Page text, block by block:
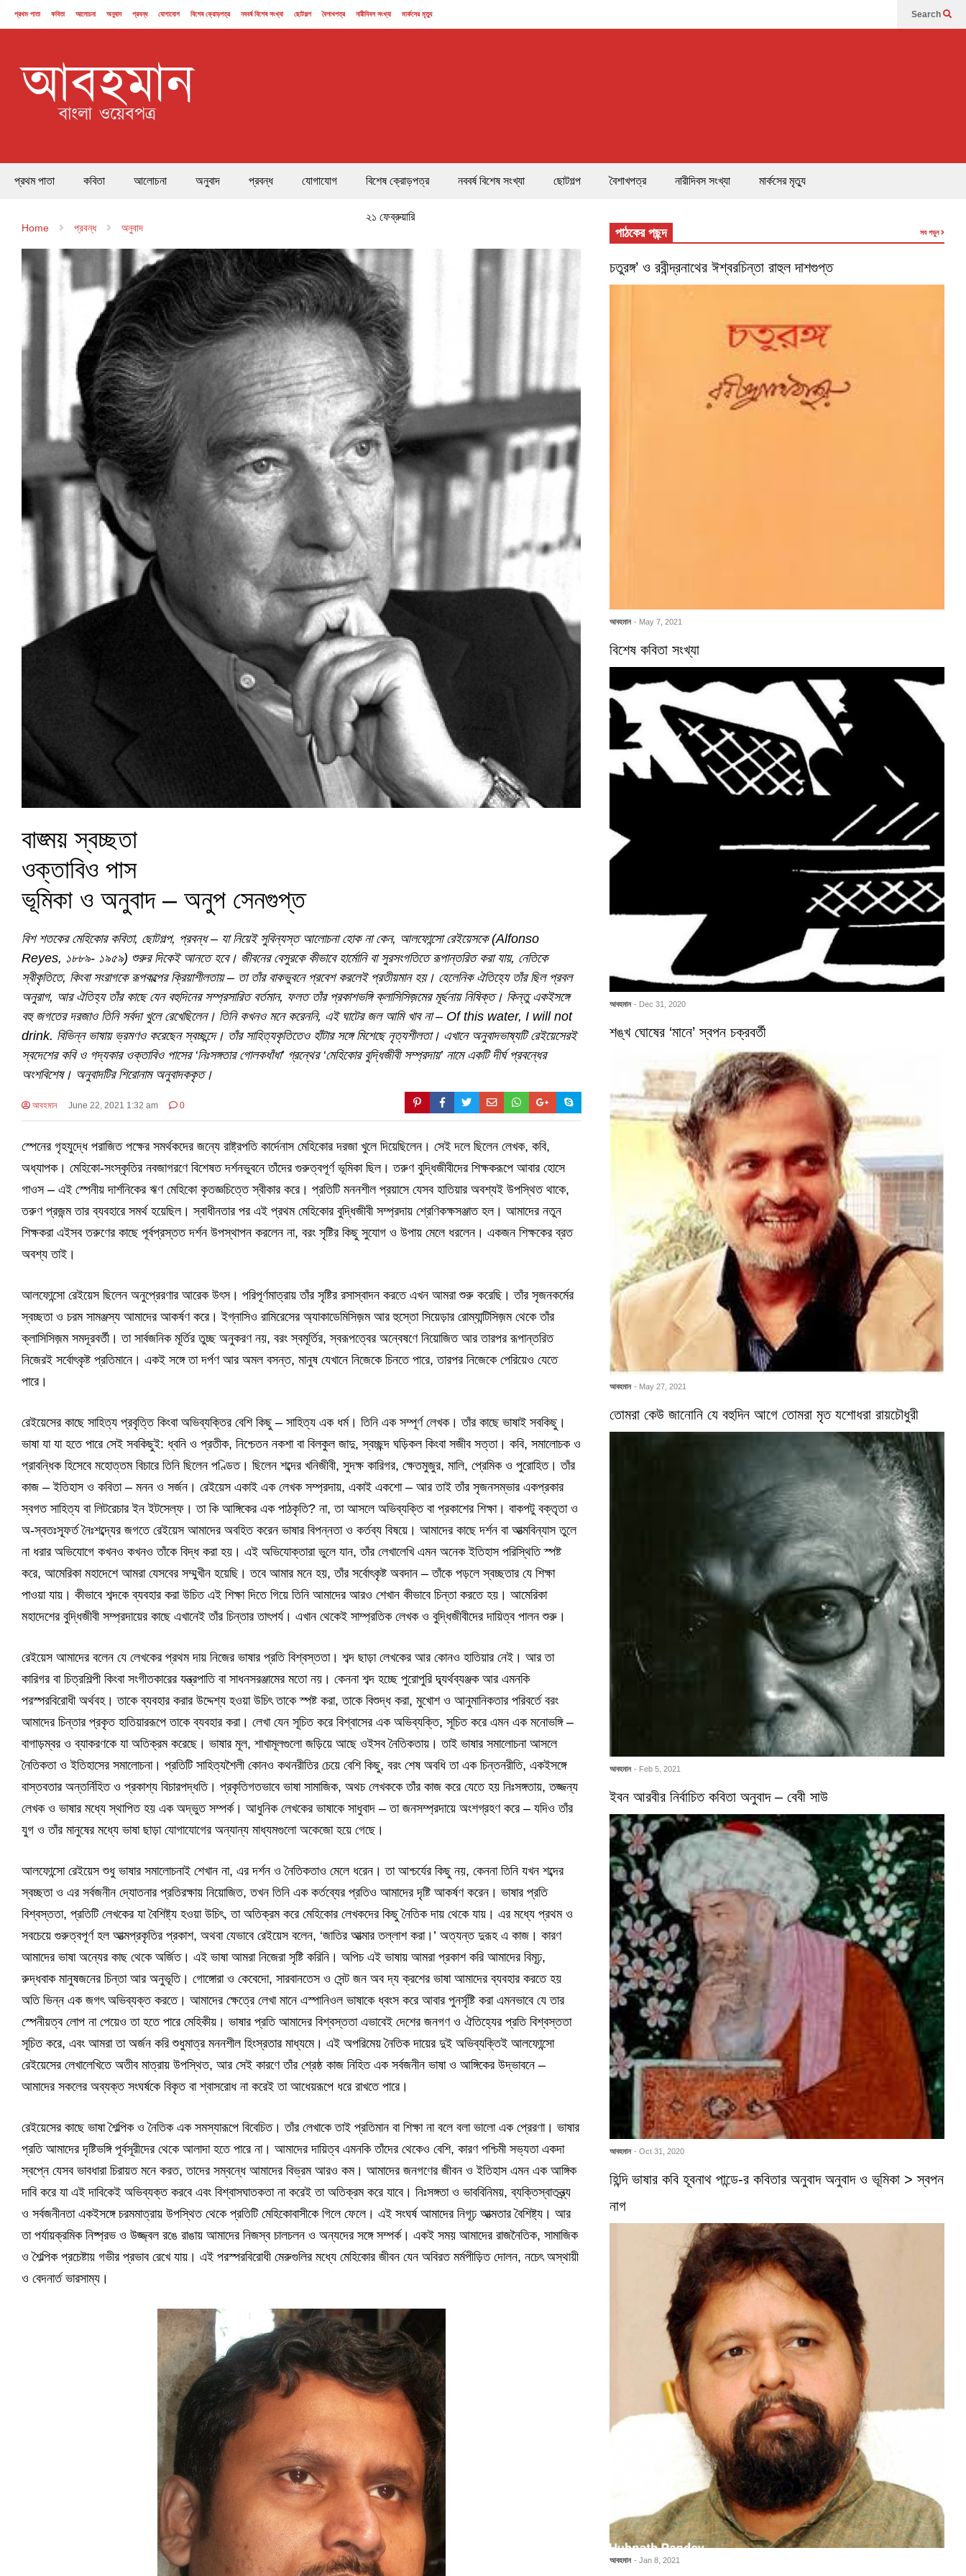
প্রথম পাতা কবিতা আলোচনা অনুবাদ প্রবন্ধ যোগাযোগ বিশেষ ক্রোড়পত্র নববর্ষ বিশেষ সংখ্যা ছোটগল্প বৈশাখপত্র নারীদিবস সংখ্যা মার্কসের মৃত্যু Search
প্রথম পাতা কবিতা আলোচনা অনুবাদ প্রবন্ধ যোগাযোগ বিশেষ ক্রোড়পত্র
২১ ফেব্রুয়ারি
নববর্ষ বিশেষ সংখ্যা ছোটগল্প বৈশাখপত্র নারীদিবস সংখ্যা মার্কসের মৃত্যু
Home প্রবন্ধ অনুবাদ
বাঙ্ময় স্বচ্ছতা
ওক্তাবিও পাস
ভূমিকা ও অনুবাদ – অনুপ সেনগুপ্ত
বিশ শতকের মেহিকোর কবিতা, ছোটগল্প, প্রবন্ধ – যা নিয়েই সুবিন্যস্ত আলোচনা হোক না কেন, আলফোন্সো রেইয়েসকে (Alfonso
Reyes, ১৮৮৯- ১৯৫৯) শুরুর দিকেই আনতে হবে। জীবনের বেসুরকে কীভাবে হার্মোনি বা সুরসংগতিতে রূপান্তরিত করা যায়, নেতিকে
স্বীকৃতিতে, কিংবা সংরাগকে রূপকল্পের ক্রিয়াশীলতায় – তা তাঁর বাকভুবনে প্রবেশ করলেই প্রতীয়মান হয়। হেলেনিক ঐতিহ্যে তাঁর ছিল প্রবল
অনুরাগ, আর ঐতিহ্য তাঁর কাছে যেন বহুদিনের সম্প্রসারিত বর্তমান, ফলত তাঁর প্রকাশভঙ্গি ক্লাসিসিজ়মের মূর্ছনায় নিষিক্ত। কিন্তু একইসঙ্গে
বহু জগতের দরজাও তিনি সর্বদা খুলে রেখেছিলেন। তিনি কখনও মনে করেননি, এই ঘাটের জল আমি খাব না – Of this water, I will not
drink. বিভিন্ন ভাষায় ভ্রমণও করেছেন স্বচ্ছন্দে। তাঁর সাহিত্যকৃতিতেও হাঁটার সঙ্গে মিশেছে নৃত্যশীলতা। এখানে অনুবাদভাষ্যটি রেইয়েসেরই
স্বদেশের কবি ও গদ্যকার ওক্তাবিও পাসের ‘নিঃসঙ্গতার গোলকধাঁধা’ গ্রন্থের ‘মেহিকোর বুদ্ধিজীবী সম্প্রদায়’ নামে একটি দীর্ঘ প্রবন্ধের
অংশবিশেষ। অনুবাদটির শিরোনাম অনুবাদককৃত।
আবহমান June 22, 2021 1:32 am 0
স্পেনের গৃহযুদ্ধে পরাজিত পক্ষের সমর্থকদের জন্যে রাষ্ট্রপতি কার্দেনাস মেহিকোর দরজা খুলে দিয়েছিলেন। সেই দলে ছিলেন লেখক, কবি,
অধ্যাপক। মেহিকো-সংস্কৃতির নবজাগরণে বিশেষত দর্শনভুবনে তাঁদের গুরুত্বপূর্ণ ভূমিকা ছিল। তরুণ বুদ্ধিজীবীদের শিক্ষকরূপে আবার হোসে
গাওস – এই স্পেনীয় দার্শনিকের ঋণ মেহিকো কৃতজ্ঞচিত্তে স্বীকার করে। প্রতিটি মননশীল প্রয়াসে যেসব হাতিয়ার অবশ্যই উপস্থিত থাকে,
তরুণ প্রজন্ম তার ব্যবহারে সমর্থ হয়েছিল। স্বাধীনতার পর এই প্রথম মেহিকোর বুদ্ধিজীবী সম্প্রদায় শ্রেণিকক্ষসঞ্জাত হল। আমাদের নতুন
শিক্ষকরা এইসব তরুণের কাছে পূর্বপ্রস্তত দর্শন উপস্থাপন করলেন না, বরং সৃষ্টির কিছু সুযোগ ও উপায় মেলে ধরলেন। একজন শিক্ষকের ব্রত
অবশ্য তাই।
আলফোন্সো রেইয়েস ছিলেন অনুপ্রেরণার আরেক উৎস। পরিপূর্ণমাত্রায় তাঁর সৃষ্টির রসাস্বাদন করতে এখন আমরা শুরু করেছি। তাঁর সৃজনকর্মের
স্বচ্ছতা ও চরম সামঞ্জস্য আমাদের আকর্ষণ করে। ইগ্নাসিও রামিরেসের অ্যাকাডেমিসিজ়ম আর হুস্তো সিয়েড়ার রোম্যান্টিসিজ়ম থেকে তাঁর
ক্লাসিসিজ়ম সমদূরবর্তী। তা সার্বজনিক মূর্তির তুচ্ছ অনুকরণ নয়, বরং স্বমূর্তির, স্বরূপত্বের অন্বেষণে নিয়োজিত আর তারপর রূপান্তরিত
নিজেরই সর্বোৎকৃষ্ট প্রতিমানে। একই সঙ্গে তা দর্পণ আর অমল বসন্ত, মানুষ যেখানে নিজেকে চিনতে পারে, তারপর নিজেকে পেরিয়েও যেতে
পারে।
রেইয়েসের কাছে সাহিত্য প্রবৃত্তি কিংবা অভিব্যক্তির বেশি কিছু – সাহিত্য এক ধর্ম। তিনি এক সম্পূর্ণ লেখক। তাঁর কাছে ভাষাই সবকিছু।
ভাষা যা যা হতে পারে সেই সবকিছুই: ধ্বনি ও প্রতীক, নিশ্চেতন নকশা বা বিলকুল জাদু, স্বচ্ছন্দ ঘড়িকল কিংবা সজীব সত্তা। কবি, সমালোচক ও
প্রাবন্ধিক হিসেবে মহোত্তম বিচারে তিনি ছিলেন পণ্ডিত। ছিলেন শব্দের খনিজীবী, সুদক্ষ কারিগর, ক্ষেতমুজুর, মালি, প্রেমিক ও পুরোহিত। তাঁর
কাজ – ইতিহাস ও কবিতা – মনন ও সর্জন। রেইয়েস একাই এক লেখক সম্প্রদায়, একাই একশো – আর তাই তাঁর সৃজনসম্ভার একপ্রকার
স্বগত সাহিত্য বা লিটরেচার ইন ইটসেল্ফ। তা কি আঙ্গিকের এক পাঠকৃতি? না, তা আসলে অভিব্যক্তি বা প্রকাশের শিক্ষা। বাকপটু বক্তৃতা ও
অ-স্বতঃস্ফূর্ত নৈঃশব্দ্যের জগতে রেইয়েস আমাদের অবহিত করেন ভাষার বিপন্নতা ও কর্তব্য বিষয়ে। আমাদের কাছে দর্শন বা আত্মবিন্যাস তুলে
না ধরার অভিযোগে কখনও কখনও তাঁকে বিদ্ধ করা হয়। এই অভিযোক্তারা ভুলে যান, তাঁর লেখালেখি এমন অনেক ইতিহাস পরিস্থিতি স্পষ্ট
করে, আমেরিকা মহাদেশে আমরা যেসবের সম্মুখীন হয়েছি। তবে আমার মনে হয়, তাঁর সর্বোৎকৃষ্ট অবদান – তাঁকে পড়লে স্বচ্ছতার যে শিক্ষা
পাওয়া যায়। কীভাবে শব্দকে ব্যবহার করা উচিত এই শিক্ষা দিতে গিয়ে তিনি আমাদের আরও শেখান কীভাবে চিন্তা করতে হয়। আমেরিকা
মহাদেশের বুদ্ধিজীবী সম্প্রদায়ের কাছে এখানেই তাঁর চিন্তার তাৎপর্য। এখান থেকেই সাম্প্রতিক লেখক ও বুদ্ধিজীবীদের দায়িত্ব পালন শুরু।
রেইয়েস আমাদের বলেন যে লেখকের প্রথম দায় নিজের ভাষার প্রতি বিশ্বস্ততা। শব্দ ছাড়া লেখকের আর কোনও হাতিয়ার নেই। আর তা
কারিগর বা চিত্রশিল্পী কিংবা সংগীতকারের যন্ত্রপাতি বা সাধনসরঞ্জামের মতো নয়। কেননা শব্দ হচ্ছে পুরোপুরি দ্ব্যর্থব্যঞ্জক আর এমনকি
পরস্পরবিরোধী অর্থবহ। তাকে ব্যবহার করার উদ্দেশ্য হওয়া উচিৎ তাকে স্পষ্ট করা, তাকে বিশুদ্ধ করা, মুখোশ ও আনুমানিকতার পরিবর্তে বরং
আমাদের চিন্তার প্রকৃত হাতিয়াররূপে তাকে ব্যবহার করা। লেখা যেন সূচিত করে বিশ্বাসের এক অভিব্যক্তি, সূচিত করে এমন এক মনোভঙ্গি –
বাগাড়ম্বর ও ব্যাকরণকে যা অতিক্রম করেছে। ভাষার মূল, শাখামূলগুলো জড়িয়ে আছে ওইসব নৈতিকতায়। তাই ভাষার সমালোচনা আসলে
নৈতিকতা ও ইতিহাসের সমালোচনা। প্রতিটি সাহিত্যশৈলী কোনও কথনরীতির চেয়ে বেশি কিছু, বরং শেষ অবধি তা এক চিন্তনরীতি, একইসঙ্গে
বাস্তবতার অন্তর্নিহিত ও প্রকাশ্য বিচারপদ্ধতি। প্রকৃতিগতভাবে ভাষা সামাজিক, অথচ লেখককে তাঁর কাজ করে যেতে হয় নিঃসঙ্গতায়, তজ্জন্য
লেখক ও ভাষার মধ্যে স্থাপিত হয় এক অদ্ভুত সম্পর্ক। আধুনিক লেখকের ভাষাকে সাধুবাদ – তা জনসম্প্রদায়ে অংশগ্রহণ করে – যদিও তাঁর
যুগ ও তাঁর মানুষের মধ্যে ভাষা ছাড়া যোগাযোগের অন্যান্য মাধ্যমগুলো অকেজো হয়ে গেছে।
আলফোন্সো রেইয়েস শুধু ভাষার সমালোচনাই শেখান না, এর দর্শন ও নৈতিকতাও মেলে ধরেন। তা আশ্চর্যের কিছু নয়, কেননা তিনি যখন শব্দের
স্বচ্ছতা ও এর সর্বজনীন দ্যোতনার প্রতিরক্ষায় নিয়োজিত, তখন তিনি এক কর্তব্যের প্রতিও আমাদের দৃষ্টি আকর্ষণ করেন। ভাষার প্রতি
বিশ্বস্ততা, প্রতিটি লেখকের যা বৈশিষ্ট্য হওয়া উচিৎ, তা অতিক্রম করে মেহিকোর লেখকদের কিছু নৈতিক দায় থেকে যায়। এর মধ্যে প্রথম ও
সবচেয়ে গুরুত্বপূর্ণ হল আত্মপ্রকৃতির প্রকাশ, অথবা যেভাবে রেইয়েস বলেন, ‘জাতির আত্মার তল্লাশ করা।’ অত্যন্ত দুরূহ এ কাজ। কারণ
আমাদের ভাষা অন্যের কাছ থেকে অর্জিত। এই ভাষা আমরা নিজেরা সৃষ্টি করিনি। অপিচ এই ভাষায় আমরা প্রকাশ করি আমাদের বিমূঢ়,
রুদ্ধবাক মানুষজনের চিন্তা আর অনুভূতি। গোঙ্গোরা ও কেবেদো, সারবানতেস ও সেন্ট জন অব দ্য ক্রশের ভাষা আমাদের ব্যবহার করতে হয়
অতি ভিন্ন এক জগৎ অভিব্যক্ত করতে। আমাদের ক্ষেত্রে লেখা মানে এস্পানিওল ভাষাকে ধ্বংস করে আবার পুনর্সৃষ্টি করা এমনভাবে যে তার
স্পেনীয়ত্ব লোপ না পেয়েও তা হতে পারে মেহিকীয়। ভাষার প্রতি আমাদের বিশ্বস্ততা এভাবেই দেশের জনগণ ও ঐতিহ্যের প্রতি বিশ্বস্ততা
সূচিত করে, এবং আমরা তা অর্জন করি শুধুমাত্র মননশীল হিংস্রতার মাধ্যমে। এই অপরিমেয় নৈতিক দায়ের দুই অভিব্যক্তিই আলফোন্সো
রেইয়েসের লেখালেখিতে অতীব মাত্রায় উপস্থিত, আর সেই কারণে তাঁর শ্রেষ্ঠ কাজ নিহিত এক সর্বজনীন ভাষা ও আঙ্গিকের উদ্ভাবনে –
আমাদের সকলের অব্যক্ত সংঘর্ষকে বিকৃত বা শ্বাসরোধ না করেই তা আধেয়রূপে ধরে রাখতে পারে।
রেইয়েসের কাছে ভাষা শৈল্পিক ও নৈতিক এক সমস্যারূপে বিবেচিত। তাঁর লেখাকে তাই প্রতিমান বা শিক্ষা না বলে বলা ভালো এক প্রেরণা। ভাষার
প্রতি আমাদের দৃষ্টিভঙ্গি পূর্বসূরীদের থেকে আলাদা হতে পারে না। আমাদের দায়িত্ব এমনকি তাঁদের থেকেও বেশি, কারণ পশ্চিমী সভ্যতা একদা
স্বপ্নে যেসব ভাবধারা চিরায়ত মনে করত, তাদের সম্বন্ধে আমাদের বিভ্রম আরও কম। আমাদের জনগণের জীবন ও ইতিহাস এমন এক আঙ্গিক
দাবি করে যা এই দাবিকেই অভিব্যক্ত করবে এবং বিশ্বাসঘাতকতা না করেই তা অতিক্রম করে যাবে। নিঃসঙ্গতা ও ভাববিনিময়, ব্যক্তিস্বাতন্ত্র্য
ও সর্বজনীনতা একইসঙ্গে চরমমাত্রায় উপস্থিত থেকে প্রতিটি মেহিকোবাসীকে গিলে ফেলে। এই সংঘর্ষ আমাদের নিগূঢ় আত্মতার বৈশিষ্ট্য। আর
তা পর্যায়ক্রমিক নিষ্প্রভ ও উজ্জ্বল রঙে রাঙায় আমাদের নিজস্ব চালচলন ও অন্যদের সঙ্গে সম্পর্ক। একই সময় আমাদের রাজনৈতিক, সামাজিক
ও শৈল্পিক প্রচেষ্টায় গভীর প্রভাব রেখে যায়। এই পরস্পরবিরোধী মেরুগুলির মধ্যে মেহিকোর জীবন যেন অবিরত মর্মপীড়িত দোলন, নচেৎ অস্থায়ী
ও বেদনার্ত ভারসাম্য।
পাঠকের পছন্দ সব পড়ুন
চতুরঙ্গ’ ও রবীন্দ্রনাথের ঈশ্বরচিন্তা রাহুল দাশগুপ্ত
আবহমান - May 7, 2021
বিশেষ কবিতা সংখ্যা
আবহমান - Dec 31, 2020
শঙ্খ ঘোষের ‘মানে’ স্বপন চক্রবর্তী
আবহমান - May 27, 2021
তোমরা কেউ জানোনি যে বহুদিন আগে তোমরা মৃত যশোধরা রায়চৌধুরী
আবহমান - Feb 5, 2021
ইবন আরবীর নির্বাচিত কবিতা অনুবাদ – বেবী সাউ
আবহমান - Oct 31, 2020
হিন্দি ভাষার কবি হূবনাথ পান্ডে-র কবিতার অনুবাদ অনুবাদ ও ভূমিকা > স্বপন
নাগ
আবহমান - Jan 8, 2021